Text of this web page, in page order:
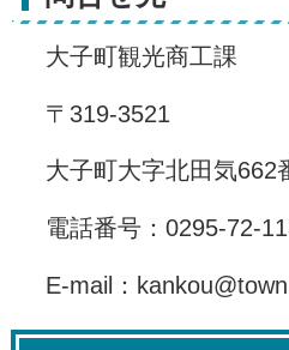
大子町観光商工課
〒319-3521
大子町大字北田気662
電話番号：0295-72-
E-mail：